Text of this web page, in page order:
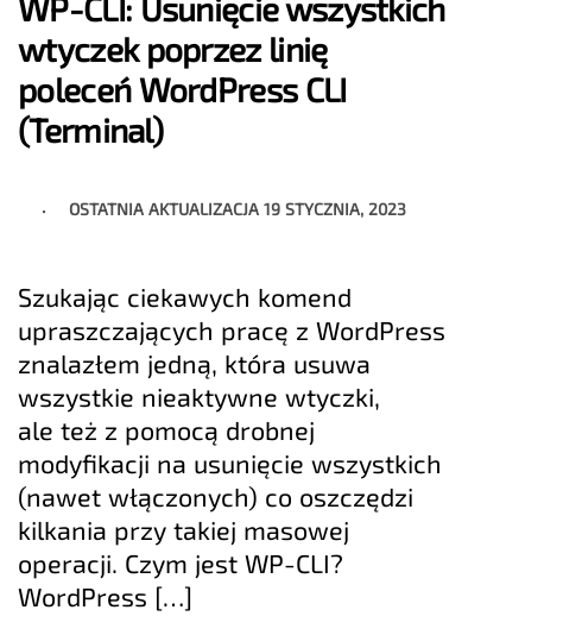
WP-CLI: Usunięcie wszystkich
wtyczek poprzez linię
poleceń WordPress CLI
(Terminal)
OSTATNIA AKTUALIZACJA19 STYCZNIA, 2023
Szukając ciekawych komend
upraszczających pracę z WordPress
znalazłem jedną, która usuwa
wszystkie nieaktywne wtyczki,
ale też z pomocą drobnej
modyfikacji na usunięcie wszystkich
(nawet włączonych) co oszczędzi
kilkania przy takiej masowej
operacji. Czym jest WP-CLI?
WordPress […]